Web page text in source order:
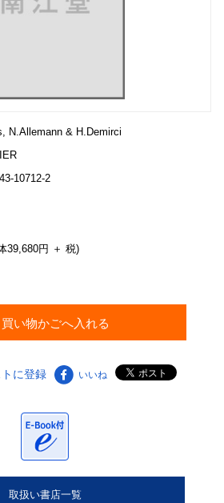
N.Allemann & H.Demirci
10712-2
39,680円 ＋ 税)
に登録 いいね
取扱い書店一覧